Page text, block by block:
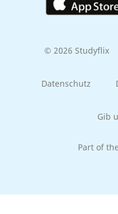
© 2026 Studyflix
Datenschutz
Gib
Part of